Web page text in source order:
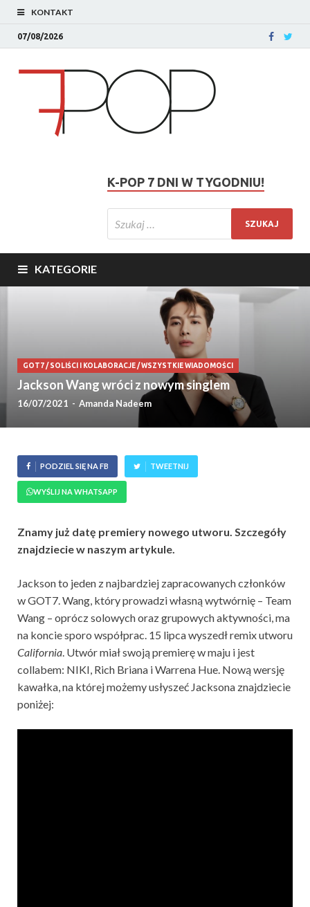
KONTAKT
07/08/2026
K-POP 7 DNI W TYGODNIU!
KATEGORIE
GOT7/SOLIŚCI I KOLABORACJE/WSZYSTKIE WIADOMOŚCI
Jackson Wang wróci z nowym singlem
16/07/2021 - Amanda Nadeem
PODZIEL SIĘ NA FB TWEETNIJ
WYŚLIJ NA WHATSAPP
Znamy już datę premiery nowego utworu. Szczegóły
znajdziecie w naszym artykule.
Jackson to jeden z najbardziej zapracowanych członków
w GOT7. Wang, który prowadzi własną wytwórnię – Team
Wang – oprócz solowych oraz grupowych aktywności, ma
na koncie sporo współprac. 15 lipca wyszedł remix utworu
California. Utwór miał swoją premierę w maju i jest
collabem: NIKI, Rich Briana i Warrena Hue. Nową wersję
kawałka, na której możemy usłyszeć Jacksona znajdziecie
poniżej: